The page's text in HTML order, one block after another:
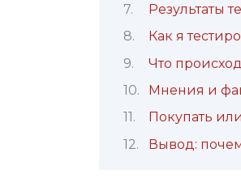
Результаты
Как я
Что
Мнения и
Покупать
Вывод: